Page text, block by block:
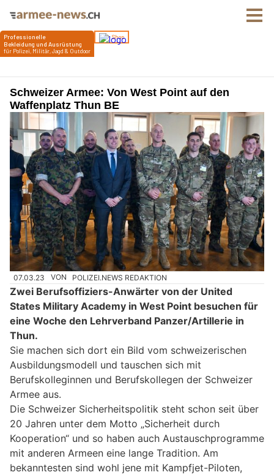
Schweizer Armee: Von West Point auf den
Waffenplatz Thun BE
07.03.23 VON POLIZEI.NEWS REDAKTION
Zwei Berufsoffiziers-Anwärter von der United
States Military Academy in West Point besuchen für
eine Woche den Lehrverband Panzer/Artillerie in
Thun.
Sie machen sich dort ein Bild vom schweizerischen
Ausbildungsmodell und tauschen sich mit
Berufskolleginnen und Berufskollegen der Schweizer
Armee aus.
Die Schweizer Sicherheitspolitik steht schon seit über
20 Jahren unter dem Motto „Sicherheit durch
Kooperation“ und so haben auch Austauschprogramme
mit anderen Armeen eine lange Tradition. Am
bekanntesten sind wohl jene mit Kampfjet-Piloten,